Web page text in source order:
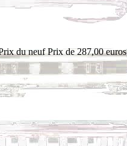
du neuf Prix de 287,00 euros